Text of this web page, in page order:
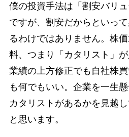
僕の投資手法は「割安バリュ
ですが、割安だからといっ
るわけではありません。株
料、つまり「カタリスト」が
業績の上方修正でも自社株
も何でもいい。企業を一生
カタリストがあるかを見越
と思います。